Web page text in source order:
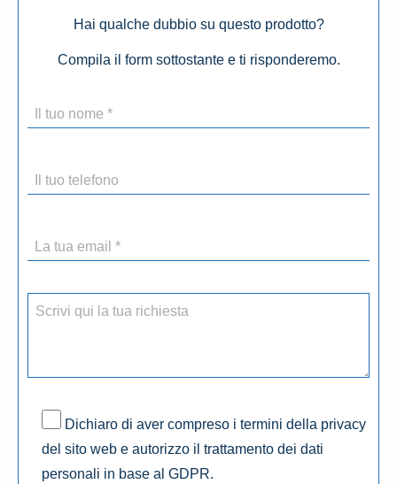
Hai qualche dubbio su questo prodotto?
Compila il form sottostante e ti risponderemo.
Dichiaro di aver compreso i termini della privacy
del sito web e autorizzo il trattamento dei dati
personali in base al GDPR.